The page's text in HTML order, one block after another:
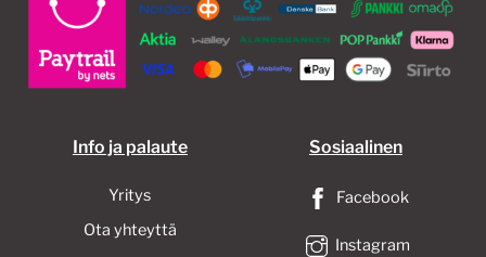
Info ja palaute
Yritys
Ota yhteyttä
Sosiaalinen
Facebook
Instagram